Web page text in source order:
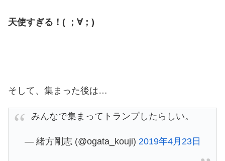
天使すぎる！( ；∀；)
そして、集まった後は…
みんなで集まってトランプしたらしい。
— 緒方剛志 (@ogata_kouji) 2019年4月23日